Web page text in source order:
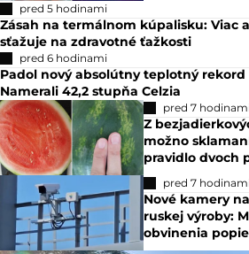
pred 5 hodinami
Zásah na termálnom kúpalisku: Viac
sťažuje na zdravotné ťažkosti
pred 6 hodinami
Padol nový absolútny teplotný rekord
Namerali 42,2 stupňa Celzia
pred 7
Z
možno
pravidlo dvoch
pred 7
Nové kamery
ruskej výroby:
obvinenia